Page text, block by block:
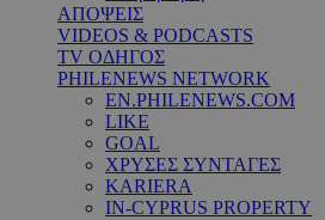
ΑΠΟΨΕΙΣ
VIDEOS & PODCASTS
TV ΟΔΗΓΟΣ
PHILENEWS NETWORK
EN.PHILENEWS.COM
LIKE
GOAL
ΧΡΥΣΕΣ ΣΥΝΤΑΓΕΣ
KARIERA
IN-CYPRUS PROPERTY